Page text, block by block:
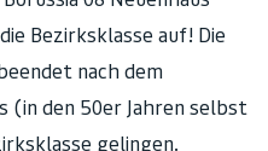
Bezirksklasse auf! Die
nach dem
(in den 50er Jahren selbst
gelingen.